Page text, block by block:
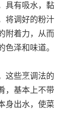
有吸水，黏
将调好的粉汁
附着力，从而
泽和味道。
些烹调法的
，基本上不带
身出水，使菜